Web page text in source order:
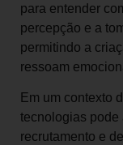
para entender
percepção e a
permitindo a
ressoam
Em um contexto
tecnologias pode
recrutamento e